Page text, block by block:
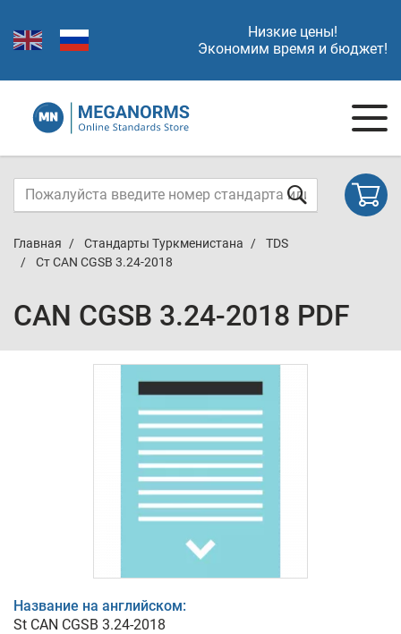
Низкие цены!
Экономим время и бюджет!
Главная Стандарты Туркменистана
TDS
Ст CAN CGSB 3.24-2018
CAN CGSB 3.24-2018 PDF
Название на английском:
St CAN CGSB 3.24-2018